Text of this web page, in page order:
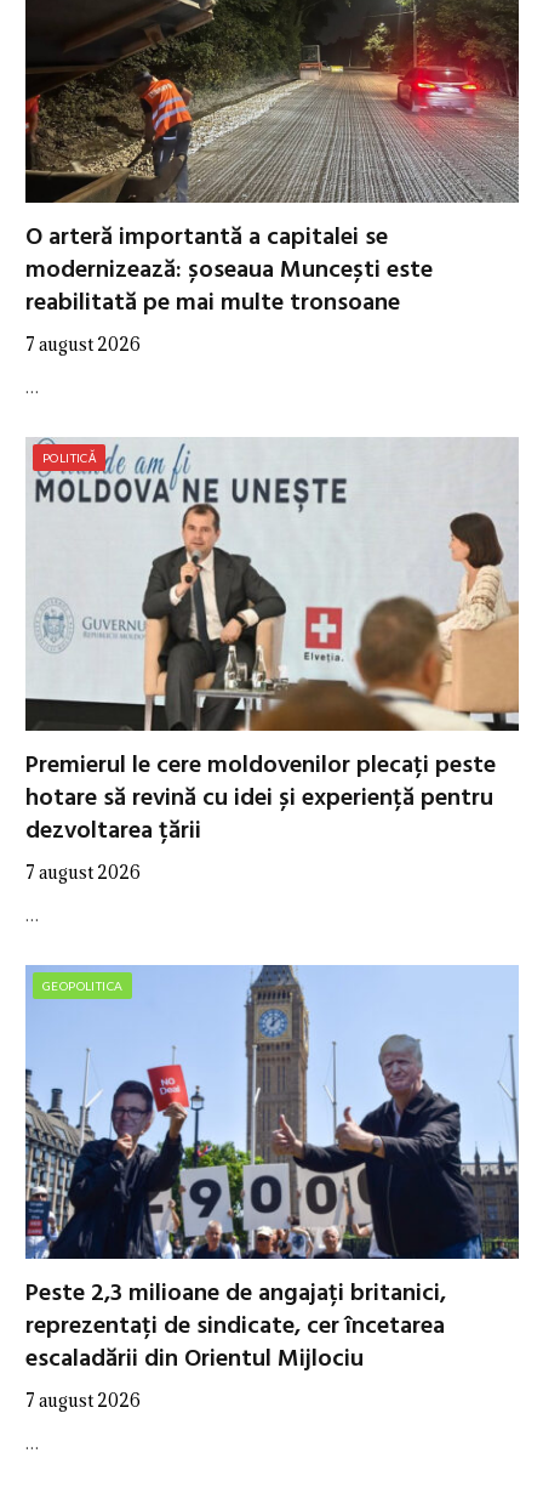
O arteră importantă a capitalei se
modernizează: șoseaua Muncești este
reabilitată pe mai multe tronsoane
7 august 2026
…
POLITICĂ
Premierul le cere moldovenilor plecați peste
hotare să revină cu idei și experiență pentru
dezvoltarea țării
7 august 2026
…
GEOPOLITICA
Peste 2,3 milioane de angajați britanici,
reprezentați de sindicate, cer încetarea
escaladării din Orientul Mijlociu
7 august 2026
…